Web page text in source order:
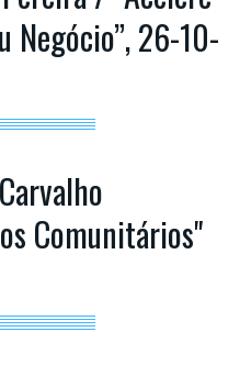
Negócio”, 26-10-
Comunitários"